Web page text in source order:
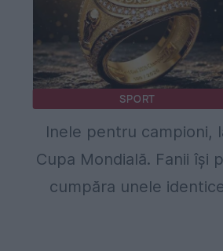
SPORT
Inele pentru campioni,
Cupa Mondială. Fanii își
cumpăra unele